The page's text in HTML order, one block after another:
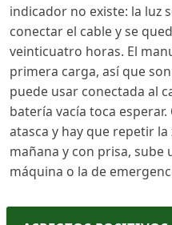
indicador no existe: la luz
conectar el cable y se
veinticuatro horas. El
primera carga, así que
puede usar conectada al
batería vacía toca
atasca y hay que repetir la
mañana y con prisa, sube
máquina o la de